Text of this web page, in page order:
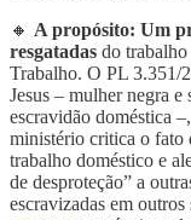
🔸 A propósito: Um
resgatadas do
Trabalho. O PL 3.351/
Jesus – mulher negra
escravidão doméstica
ministério critica o fato
trabalho doméstico e
de desproteção” a
escravizadas em